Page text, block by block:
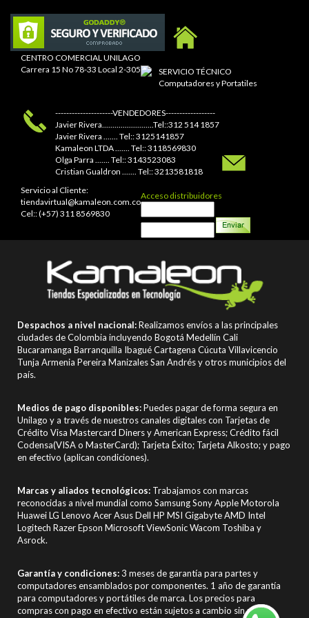
CENTRO COMERCIAL UNILAGO
Carrera 15 No 78-33 Local 2-305
SERVICIO TÉCNICO
Computadores y Portatiles
---------------------VENDEDORES------------------
Javier Rivera.........................Tel::312 514 1857
Javier Rivera ....... Tel:: 3125141857
Kamaleon LTDA ....... Tel:: 3118569830
Olga Parra ....... Tel:: 3143523083
Cristian Gualdron ....... Tel:: 3213581818
Servicio al Cliente:
tiendavirtual@kamaleon.com.co
Cel:: (+57) 311 8569830
Acceso distribuidores
Despachos a nivel nacional:Realizamos envíos a las principales
ciudades de Colombia incluyendo Bogotá Medellín Cali
Bucaramanga Barranquilla Ibagué Cartagena Cúcuta Villavicencio
Tunja Armenia Pereira Manizales San Andrés y otros municipios del
país.
Medios de pago disponibles:Puedes pagar de forma segura en
Unilago y a través de nuestros canales digitales con Tarjetas de
Crédito Visa Mastercard Diners y American Express; Crédito fácil
Codensa(VISA o MasterCard); Tarjeta Éxito; Tarjeta Alkosto; y pago
en efectivo (aplican condiciones).
Marcas y aliados tecnológicos: Trabajamos con marcas
reconocidas a nivel mundial como Samsung Sony Apple Motorola
Huawei LG Lenovo Acer Asus Dell HP MSI Gigabyte AMD Intel
Logitech Razer Epson Microsoft ViewSonic Wacom Toshiba y
Asrock.
Garantía y condiciones:3 meses de garantía para partes y
computadores ensamblados por componentes. 1 año de garantía
para computadores y portátiles de marca. Los precios para
compras con pago en efectivo están sujetos a cambio sin previo